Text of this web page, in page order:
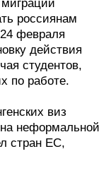
россиянам
февраля
действия
студентов,
по работе.
виз
неформальной
стран ЕС,